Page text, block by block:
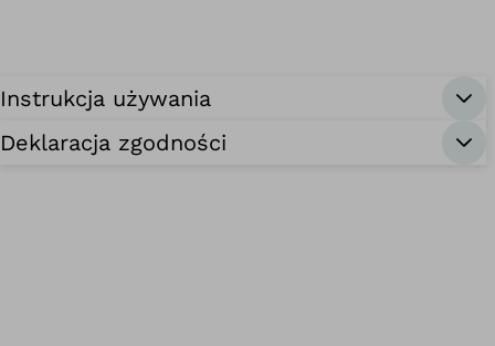
Instrukcja używania
Deklaracja zgodności